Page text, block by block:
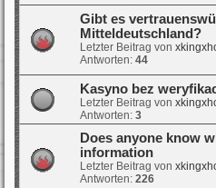
Gibt es
Mitteldeutschland?
Letzter Beitrag von
Antworten: 44
Kasyno bez
Letzter Beitrag von
Antworten: 3
Does anyone know
information
Letzter Beitrag von
Antworten: 226